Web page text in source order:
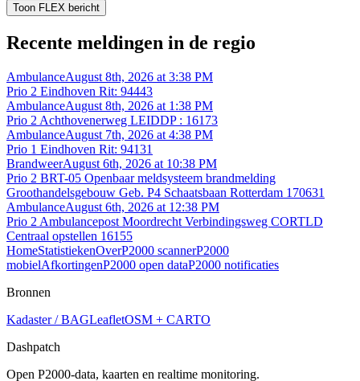
Toon FLEX bericht
Recente meldingen in de regio
AmbulanceAugust 8th, 2026 at 3:38 PM
Prio 2 Eindhoven Rit: 94443
AmbulanceAugust 8th, 2026 at 1:38 PM
Prio 2 Achthovenerweg LEIDDP : 16173
AmbulanceAugust 7th, 2026 at 4:38 PM
Prio 1 Eindhoven Rit: 94131
BrandweerAugust 6th, 2026 at 10:38 PM
Prio 2 BRT-05 Openbaar meldsysteem brandmelding
Groothandelsgebouw Geb. P4 Schaatsbaan Rotterdam 170631
AmbulanceAugust 6th, 2026 at 12:38 PM
Prio 2 Ambulancepost Moordrecht Verbindingsweg CORTLD
Centraal opstellen 16155
HomeStatistiekenOverP2000 scannerP2000
mobielAfkortingenP2000 open dataP2000 notificaties
Bronnen
Kadaster / BAGLeafletOSM + CARTO
Dashpatch
Open P2000-data, kaarten en realtime monitoring.